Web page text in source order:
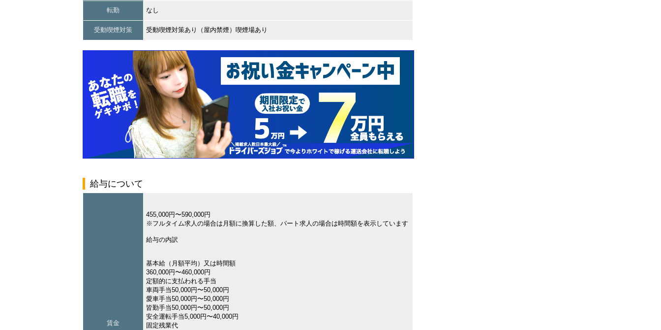
転勤 なし
受動喫煙対策 受動喫煙対策あり（屋内禁煙）喫煙場あり
給与について
賃金
455,000円〜590,000円
※フルタイム求人の場合は月額に換算した額、パート求人の場合は時間額を表示しています
給与の内訳
基本給（月額平均）又は時間額
360,000円〜460,000円
定額的に支払われる手当
車両手当50,000円〜50,000円
愛車手当50,000円〜50,000円
皆勤手当50,000円〜50,000円
安全運転手当5,000円〜40,000円
固定残業代